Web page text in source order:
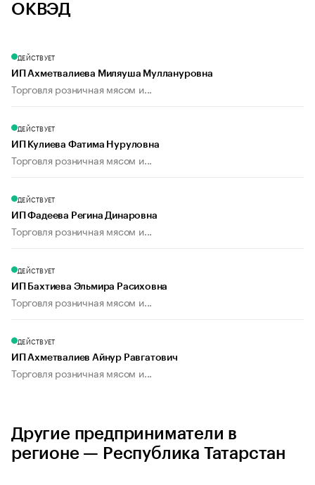
ОКВЭД
ДЕЙСТВУЕТ
ИП Ахметвалиева Миляуша Муллануровна
Торговля розничная мясом и...
ДЕЙСТВУЕТ
ИП Кулиева Фатима Нуруловна
Торговля розничная мясом и...
ДЕЙСТВУЕТ
ИП Фадеева Регина Динаровна
Торговля розничная мясом и...
ДЕЙСТВУЕТ
ИП Бахтиева Эльмира Расиховна
Торговля розничная мясом и...
ДЕЙСТВУЕТ
ИП Ахметвалиев Айнур Равгатович
Торговля розничная мясом и...
Другие предприниматели в
регионе — Республика Татарстан